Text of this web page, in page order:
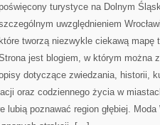
turystyce na Dolnym
uwzględnieniem
które tworzą niezwykle ciekawą mapę
jest blogiem, w którym można
dotyczące zwiedzania, historii,
oraz codziennego życia w
poznawać region głębiej. Moda